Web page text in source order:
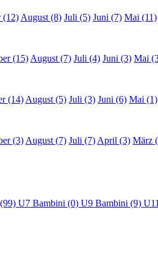
(12) August (8) Juli (5) Juni (7) Mai (11)
(15) August (7) Juli (4) Juni (3) Mai
(14) August (5) Juli (3) Juni (6) Mai (1)
(3) August (7) Juli (7) April (3) März
U7 Bambini (0) U9 Bambini (9)